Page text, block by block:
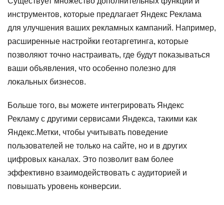
инструментов, которые предлагает Яндекс Реклама
для улучшения ваших рекламных кампаний. Например,
расширенные настройки геотаргетинга, которые
позволяют точно настраивать, где будут показываться
ваши объявления, что особенно полезно для
локальных бизнесов.
Больше того, вы можете интегрировать Яндекс
Рекламу с другими сервисами Яндекса, такими как
Яндекс.Метки, чтобы учитывать поведение
пользователей не только на сайте, но и в других
цифровых каналах. Это позволит вам более
эффективно взаимодействовать с аудиторией и
повышать уровень конверсии.